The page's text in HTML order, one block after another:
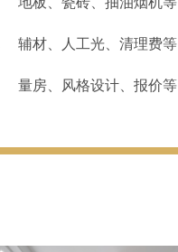
辅材、人工光、清理费等
量房、风格设计、报价等